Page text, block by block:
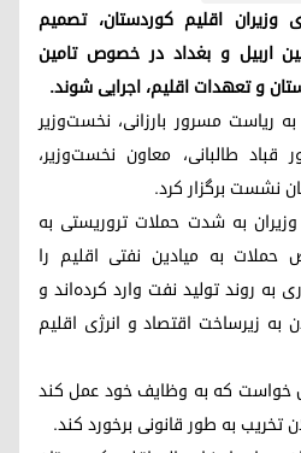
شورای وزیران اقلیم کوردستان، تصمیم
اربیل و بغداد در خصوص تامین
و تعهدات اقلیم، اجرایی شوند.
۱۶ جولای، به ریاست مسرور بارزانی، نخست‌وزیر
طالبانی، معاون نخست‌وزیر،
نشست برگزار کرد.
به شدت حملات تروریستی به
به میادین نفتی اقلیم را
روند تولید نفت وارد کرده‌اند و
زیرساخت اقتصاد و انرژی اقلیم
خواست که به وظایف خود عمل کند
تخریب به طور قانونی برخورد کند.